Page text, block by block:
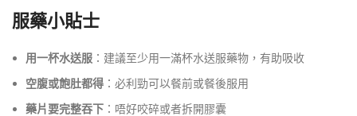
服藥小貼士
用一杯水送服 ：建議至少用一滿杯水送服藥物，有助吸收
空腹或飽肚都得 ：必利勁可以餐前或餐後服用
藥片要完整吞下 ：唔好咬碎或者拆開膠囊